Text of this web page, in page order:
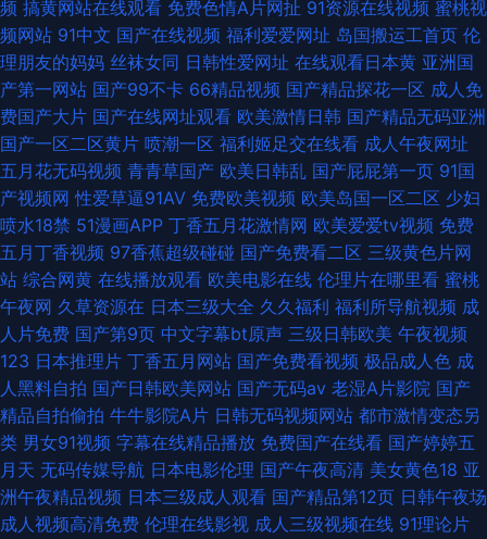
频 搞黄网站在线观看 免费色情A片网扯 91资源在线视频 蜜桃视
频网站 91中文 国产在线视频 福利爱爱网址 岛国搬运工首页 伦
理朋友的妈妈 丝袜女同 日韩性爱网址 在线观看日本黄 亚洲国
产第一网站 国产99不卡 66精品视频 国产精品探花一区 成人免
费国产大片 国产在线网址观看 欧美激情日韩 国产精品无码亚洲
国产一区二区黄片 喷潮一区 福利姬足交在线看 成人午夜网址
五月花无码视频 青青草国产 欧美日韩乱 国产屁屁第一页 91国
产视频网 性爱草逼91AV 免费欧美视频 欧美岛国一区二区 少妇
喷水18禁 51漫画APP 丁香五月花激情网 欧美爱爱tv视频 免费
五月丁香视频 97香蕉超级碰碰 国产免费看二区 三级黄色片网
站 综合网黄 在线播放观看 欧美电影在线 伦理片在哪里看 蜜桃
午夜网 久草资源在 日本三级大全 久久福利 福利所导航视频 成
人片免费 国产第9页 中文字幕bt原声 三级日韩欧美 午夜视频
123 日本推理片 丁香五月网站 国产免费看视频 极品成人色 成
人黑料自拍 国产日韩欧美网站 国产无码av 老湿A片影院 国产
精品自拍偷拍 牛牛影院A片 日韩无码视频网站 都市激情变态另
类 男女91视频 字幕在线精品播放 免费国产在线看 国产婷婷五
月天 无码传媒导航 日本电影伦理 国产午夜高清 美女黄色18 亚
洲午夜精品视频 日本三级成人观看 国产精品第12页 日韩午夜场
成人视频高清免费 伦理在线影视 成人三级视频在线 91理论片